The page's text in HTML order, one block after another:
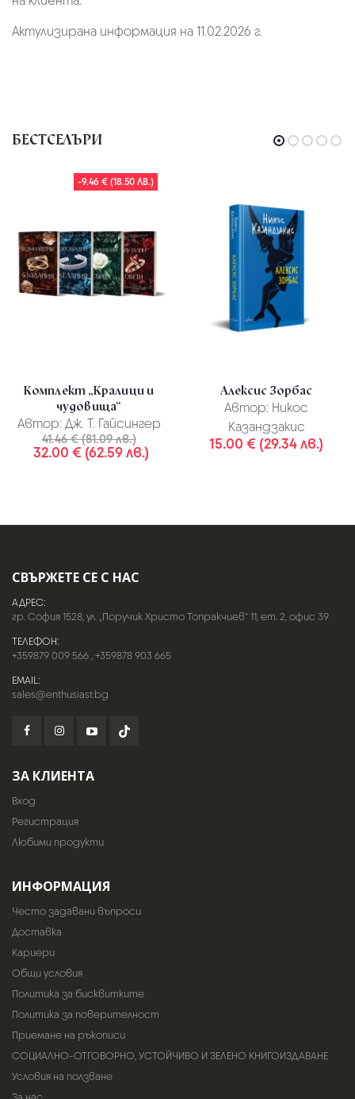
Актулизирана информация на 11.02.2026 г.
БЕСТСЕЛЪРИ
-9.46 € (18.50 ЛВ.)
Комплект „Кралици и
чудовища“
Автор: Дж. Т. Гайсингер
41.46 € (81.09 лв.)
32.00 € (62.59 лв.)
Алексис Зорбас
Автор: Никос
Казандзакис
15.00 € (29.34 лв.)
СВЪРЖЕТЕ СЕ С НАС
АДРЕС:
гр. София 1528, ул. „Поручик Христо Топракчиев“ 11, ет. 2, офис 39
ТЕЛЕФОН:
+359879 009 566,+359878 903 665
EMAIL:
sales@enthusiast.bg
ЗА КЛИЕНТА
Вход
Регистрация
Любими продукти
ИНФОРМАЦИЯ
Често задавани въпроси
Доставка
Кариери
Общи условия
Политика за бисквитките
Политика за поверителност
Приемане на ръкописи
СОЦИАЛНО-ОТГОВОРНО, УСТОЙЧИВО И ЗЕЛЕНО КНИГОИЗДАВАНЕ
Условия на ползване